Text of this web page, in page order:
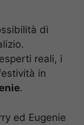
di
reali, i
in
.
ed Eugenie